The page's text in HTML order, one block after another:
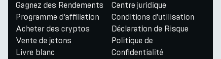
Gagnez des Rendements
Programme d'affiliation
Acheter des cryptos
Vente de jetons
Livre blanc
Centre juridique
Conditions d'utilisation
Déclaration de Risque
Politique de
Confidentialité